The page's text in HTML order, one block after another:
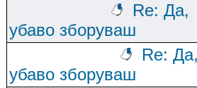
Re: Да,
убаво зборуваш
Re:
убаво зборуваш